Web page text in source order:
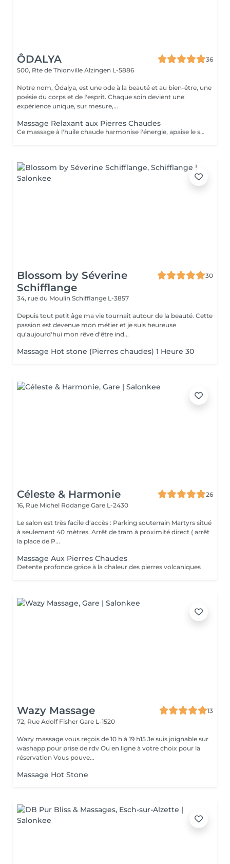
ÔDALYA
36
500, Rte de Thionville Alzingen L-5886
Notre nom, Ôdalya, est une ode à la beauté et au bien-être, une
poésie du corps et de l'esprit. Chaque soin devient une
expérience unique, sur mesure,...
Massage Relaxant aux Pierres Chaudes
Ce massage à l'huile chaude harmonise l'énergie, apaise le système nerveux et procure une sensation de bien-être intense. La chaleur diffuse des pierres de lave aide à libérer les tensions musculaires et procurer une détente absolue. Idéal pour évacuer le stress et retrouver un équilibre profond.
Blossom by Séverine
Schifflange
30
34, rue du Moulin Schifflange L-3857
Depuis tout petit âge ma vie tournait autour de la beauté. Cette
passion est devenue mon métier et je suis heureuse
qu'aujourd'hui mon rêve d'être ind...
Massage Hot stone (Pierres chaudes) 1 Heure 30
Céleste & Harmonie
26
16, Rue Michel Rodange Gare L-2430
Le salon est très facile d'accès : Parking souterrain Martyrs situé
à seulement 40 mètres. Arrêt de tram à proximité direct ( arrêt
la place de P...
Massage Aux Pierres Chaudes
Detente profonde gráce à la chaleur des pierres volcaniques
Wazy Massage
13
72, Rue Adolf Fisher Gare L-1520
Wazy massage vous reçois de 10 h à 19 h15 Je suis joignable sur
washapp pour prise de rdv Ou en ligne à votre choix pour la
réservation Vous pouve...
Massage Hot Stone